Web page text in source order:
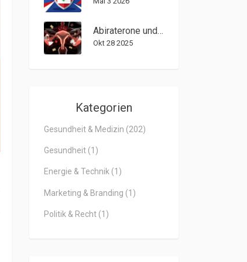
Abiraterone und die Zukunft der Präzisionsmedizin bei Prostatakrebs
Okt 28 2025
Kategorien
Gesundheit & Medizin (202)
Gesundheit (1)
Energie & Technik (1)
Marketing & Branding (1)
Politik & Recht (1)